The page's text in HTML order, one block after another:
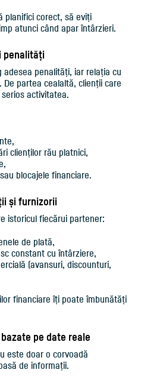
planifici corect, să eviți
atunci când apar întârzieri.
penalități
penalități, iar relația cu
partea cealaltă, clienții care
activitatea.
clienților rău platnici,
blocajele financiare.
și furnizorii
istoricul fiecărui partener:
de plată,
constant cu întârziere,
(avansuri, discounturi,
financiare îți poate îmbunătăți
pe date reale
este doar o corvoadă
de informații.